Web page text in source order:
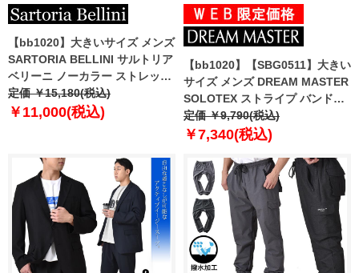
【bb1020】大きいサイズ メンズ
SARTORIA BELLINI サルトリア
ベリーニ ノーカラー ストレッチ
ジャケット 軽量 ウォッシャブル
イージーケア azjs2399-n
定価 ￥15,180(税込)
￥11,000(税込)
【bb1020】【SBG0511】大きい
サイズ メンズ DREAM MASTER
SOLOTEX ストライプ バンドカ
ラー シャツ dm-sh230121
定価 ￥9,790(税込)
￥7,340(税込)